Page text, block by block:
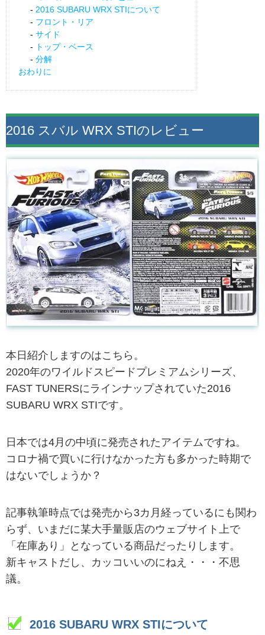
2016 SUBARU WRX STIについて
フロント・リア
サイド
トップ・ベース
分解
おわりに
2016 スバル WRX STIのレビュー
本日紹介しますのはこちら。
2020年のワイルドスピードプレミアムシリーズ、
FAST TUNERSにラインナップされていた2016
SUBARU WRX STIです。
日本では4月の中頃に発売されたアイテムですね。
コロナ禍で買いに行けなかった方も多かった時期で
はないでしょうか？
記事執筆時点では発売から3カ月経っているにも関わ
らず、いまだに某大手量販店のウェブサイト上で
「在庫あり」となっている商品だったりします。
新キャストだし、カッコいいのにねえ・・・不思
議。
2016 SUBARU WRX STIについて